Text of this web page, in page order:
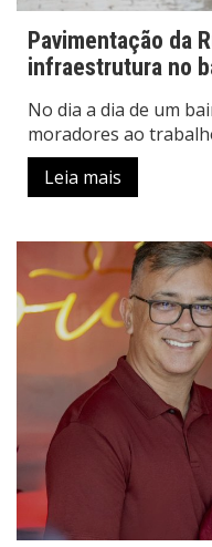
Pavimentação da
infraestrutura no
No dia a dia de um
moradores ao
Leia mais